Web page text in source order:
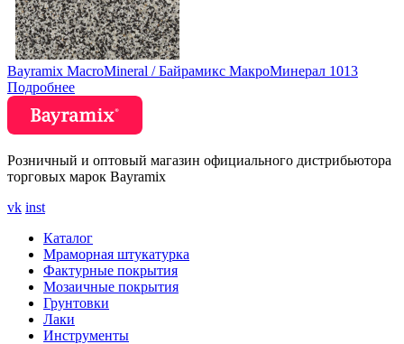
Bayramix MacroMineral / Байрамикс МакроМинерал 1013
Подробнее
Розничный и оптовый магазин официального дистрибьютора
торговых марок Bayramix
vk inst
Каталог
Мраморная штукатурка
Фактурные покрытия
Мозаичные покрытия
Грунтовки
Лаки
Инструменты